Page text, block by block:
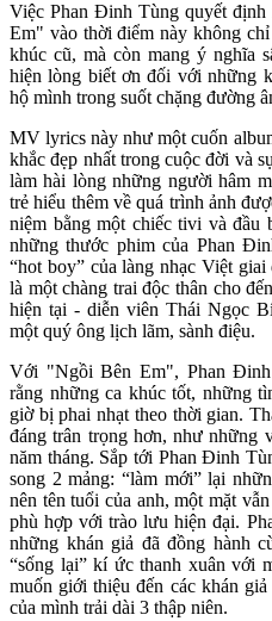
Việc Phan Đinh Tùng quyết
Em" vào thời điểm này không
khúc cũ, mà còn mang ý nghĩa
hiện lòng biết ơn đối với những
hộ mình trong suốt chặng đường
MV lyrics này như một cuốn
khắc đẹp nhất trong cuộc đời và
làm hài lòng những người hâm
trẻ hiểu thêm về quá trình ảnh
niệm bằng một chiếc tivi và đầu
những thước phim của Phan
“hot boy” của làng nhạc Việt
là một chàng trai độc thân cho
hiện tại - diễn viên Thái Ngọc
một quý ông lịch lãm, sành điệu.
Với "Ngồi Bên Em", Phan
rằng những ca khúc tốt, những
giờ bị phai nhạt theo thời gian.
đáng trân trọng hơn, như những
năm tháng. Sắp tới Phan Đinh
song 2 mảng: “làm mới” lại
nên tên tuổi của anh, một mặt
phù hợp với trào lưu hiện đại.
những khán giả đã đồng hành
“sống lại” kí ức thanh xuân với
muốn giới thiệu đến các khán
của mình trải dài 3 thập niên.